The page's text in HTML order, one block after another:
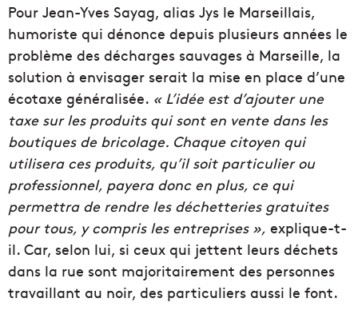
Pour Jean-Yves Sayag, alias Jys le Marseillais,
humoriste qui dénonce depuis plusieurs années le
problème des décharges sauvages à Marseille, la
solution à envisager serait la mise en place d’une
écotaxe généralisée. « L’idée est d’ajouter une
taxe sur les produits qui sont en vente dans les
boutiques de bricolage. Chaque citoyen qui
utilisera ces produits, qu’il soit particulier ou
professionnel, payera donc en plus, ce qui
permettra de rendre les déchetteries gratuites
pour tous, y compris les entreprises », explique-t-
il. Car, selon lui, si ceux qui jettent leurs déchets
dans la rue sont majoritairement des personnes
travaillant au noir, des particuliers aussi le font.